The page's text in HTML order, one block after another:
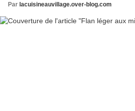
Par lacuisineauvillage.over-blog.com